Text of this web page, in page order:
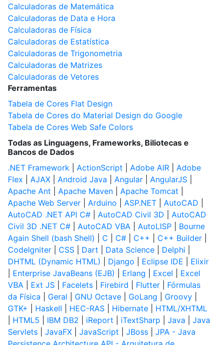
Calculadoras de Matemática
Calculadoras de Data e Hora
Calculadoras de Física
Calculadoras de Estatística
Calculadoras de Trigonometria
Calculadoras de Matrizes
Calculadoras de Vetores
Ferramentas
Tabela de Cores Flat Design
Tabela de Cores do Material Design do Google
Tabela de Cores Web Safe Colors
Todas as Linguagens, Frameworks, Biliotecas e
Bancos de Dados
.NET Framework
ActionScript Adobe AIR
Adobe
Flex
AJAX Android Java Angular AngularJS
Apache Ant
Apache Maven Apache Tomcat
Apache Web Server
Arduino ASP.NET AutoCAD
AutoCAD .NET API C#
AutoCAD Civil 3D
AutoCAD
Civil 3D .NET C#
AutoCAD VBA AutoLISP
Bourne
Again Shell (bash Shell)
C C# C++ C++ Builder
CodeIgniter
CSS Dart Data Science Delphi
DHTML (Dynamic HTML)
Django Eclipse IDE
Elixir
Enterprise JavaBeans (EJB) Erlang Excel
Excel
VBA
Ext JS Facelets Firebird Flutter
Fórmulas
da Física
Geral GNU Octave GoLang Groovy
GTK+
Haskell HEC-RAS Hibernate
HTML/XHTML
HTML5 IBM DB2 iReport iTextSharp Java
Java
Servlets
JavaFX JavaScript JBoss
JPA - Java